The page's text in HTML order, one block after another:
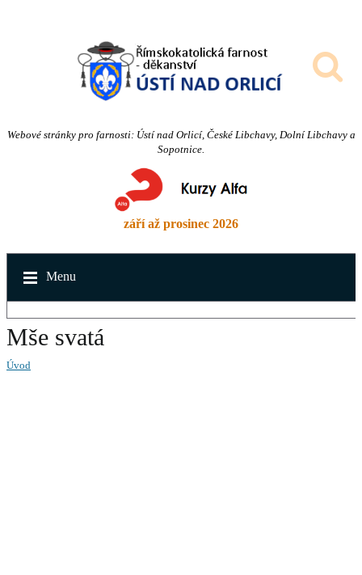
Webové stránky pro farnosti: Ústí nad Orlicí, České Libchavy, Dolní Libchavy a
Sopotnice.
září až prosinec 2026
Menu
Mše svatá
Úvod